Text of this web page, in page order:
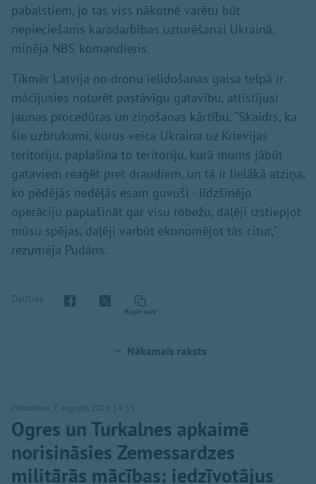
pabalstiem, jo tas viss nākotnē varētu būt
nepieciešams karadarbības uzturēšanai Ukrainā,
minēja NBS komandieris.
Tikmēr Latvija no dronu ielidošanas gaisa telpā ir
mācījusies noturēt pastāvīgu gatavību, attīstījusi
jaunas procedūras un ziņošanas kārtību. "Skaidrs, ka
šie uzbrukumi, kurus veica Ukraina uz Krievijas
teritoriju, paplašina to teritoriju, kurā mums jābūt
gataviem reaģēt pret draudiem, un tā ir lielākā atziņa,
ko pēdējās nedēļās esam guvuši - līdzšinējo
operāciju paplašināt gar visu robežu, daļēji izstiepjot
mūsu spējas, daļēji varbūt ekonomējot tās citur,"
rezumēja Pudāns.
Dalīties
Kopēt saiti
Nākamais raksts
Piektdiena, 7. augusts, 2026 14:33
Ogres un Turkalnes apkaimē
norisināsies Zemessardzes
militārās mācības: iedzīvotājus